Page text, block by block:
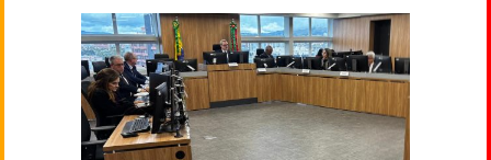
PROGRAMA DE BEM-ESTAR
MATERNO DO TJRS PASSA A
LEVAR O NOME DA JUÍZA MARIANA